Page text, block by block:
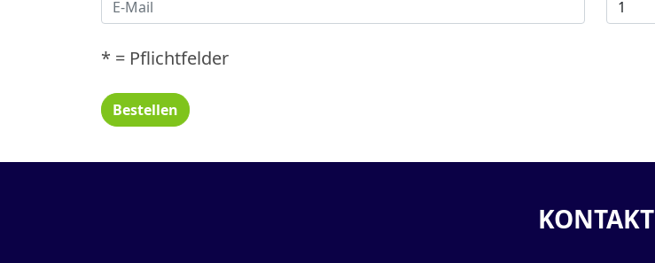
* = Pflichtfelder
Bestellen
KONTAKT